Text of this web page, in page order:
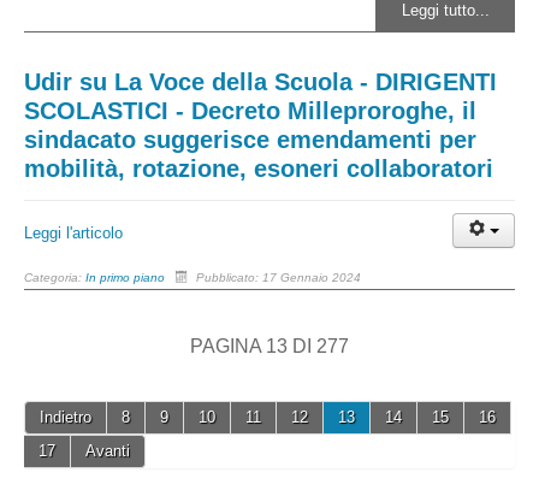
Leggi tutto...
Udir su La Voce della Scuola - DIRIGENTI
SCOLASTICI - Decreto Milleproroghe, il
sindacato suggerisce emendamenti per
mobilità, rotazione, esoneri collaboratori
Leggi l'articolo
Categoria: In primo piano Pubblicato: 17 Gennaio 2024
PAGINA 13 DI 277
Indietro 8 9 10 11 12 13 14 15
16
17
Avanti